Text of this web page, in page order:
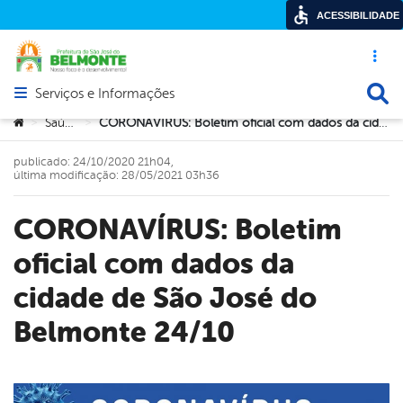
Acesso
Abrir menu principal de navegação
Serviços e Informações
Você está aqui:
> Saúde > CORONAVÍRUS: Boletim oficial com dados da cidade de São José do Belmonte 24/10
CORONAVÍRUS: Boletim
oficial com dados da
cidade de São José do
Belmonte 24/10
publicado: 24/10/2020 21h04,
última modificação: 28/05/2021 03h36
ACESSIBILIDADE